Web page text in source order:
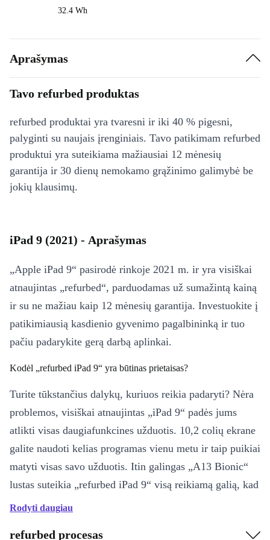
32.4 Wh
Aprašymas
Tavo refurbed produktas
refurbed produktai yra tvaresni ir iki 40 % pigesni,
palyginti su naujais įrenginiais. Tavo patikimam refurbed
produktui yra suteikiama mažiausiai 12 mėnesių
garantija ir 30 dienų nemokamo grąžinimo galimybė be
jokių klausimų.
iPad 9 (2021) - Aprašymas
„Apple iPad 9“ pasirodė rinkoje 2021 m. ir yra visiškai
atnaujintas „refurbed“, parduodamas už sumažintą kainą
ir su ne mažiau kaip 12 mėnesių garantija. Investuokite į
patikimiausią kasdienio gyvenimo pagalbininką ir tuo
pačiu padarykite gerą darbą aplinkai.
Kodėl „refurbed iPad 9“ yra būtinas prietaisas?
Turite tūkstančius dalykų, kuriuos reikia padaryti? Nėra
problemos, visiškai atnaujintas „iPad 9“ padės jums
atlikti visas daugiafunkcines užduotis. 10,2 colių ekrane
galite naudoti kelias programas vienu metu ir taip puikiai
matyti visas savo užduotis. Itin galingas „A13 Bionic“
lustas suteikia „refurbed iPad 9“ visą reikiamą galią, kad
kiekviena užduotis būtų atlikta per milisekundes.
Be to, patobulintas grafikos procesorius užtikrina ypač
Rodyti daugiau
refurbed procesas